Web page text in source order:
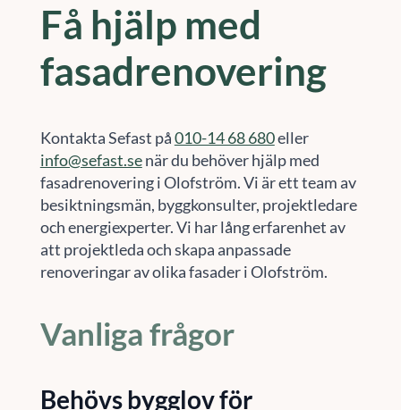
Få hjälp med
fasadrenovering
Kontakta Sefast på010-14 68 680eller
info@sefast.senär du behöver hjälp med
fasadrenovering i Olofström. Vi är ett team av
besiktningsmän, byggkonsulter, projektledare
och energiexperter. Vi har lång erfarenhet av
att projektleda och skapa anpassade
renoveringar av olika fasader i Olofström.
Vanliga frågor
Behövs bygglov för